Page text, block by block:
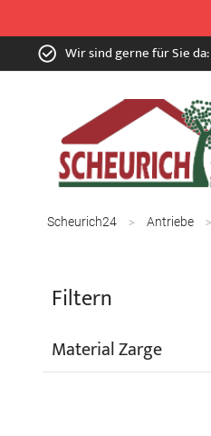
Zum
Inhalt Wir sind gerne für Sie da:
Scheurich24 Antriebe
Filtern
Material Zarge